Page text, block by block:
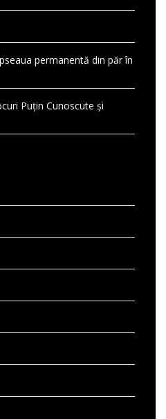
permanentă din păr în
Puțin Cunoscute și